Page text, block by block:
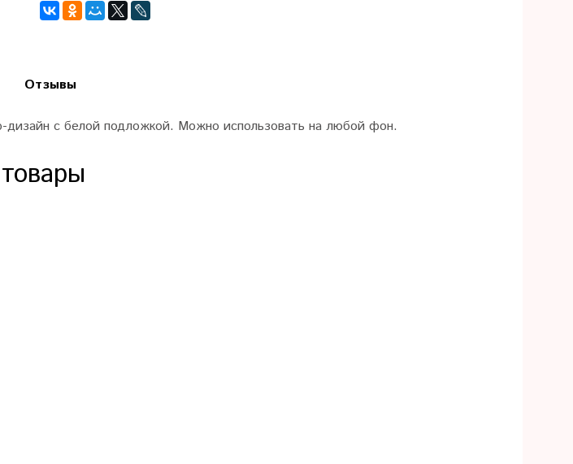
дизайн с белой подложкой. Можно использовать на любой фон.
Отзывы